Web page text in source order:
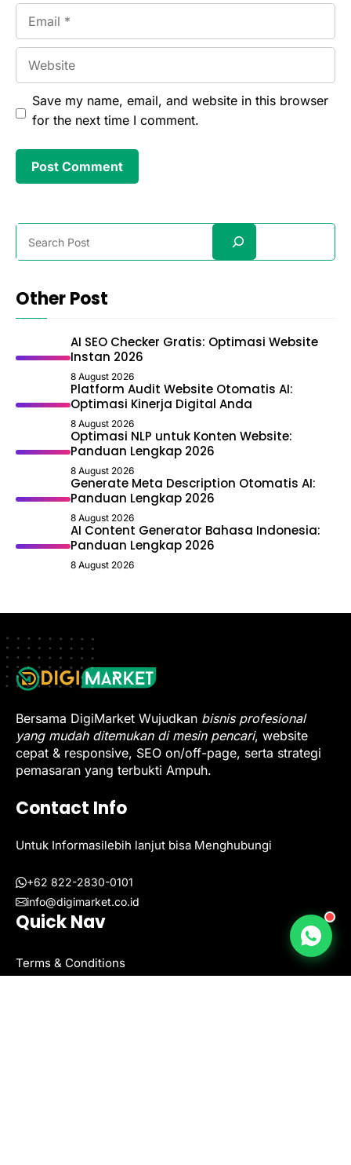
Save my name, email, and website in this browser
for the next time I comment.
Other Post
AI SEO Checker Gratis: Optimasi Website
Instan 2026
8 August 2026
Platform Audit Website Otomatis AI:
Optimasi Kinerja Digital Anda
8 August 2026
Optimasi NLP untuk Konten Website:
Panduan Lengkap 2026
8 August 2026
Generate Meta Description Otomatis AI:
Panduan Lengkap 2026
8 August 2026
AI Content Generator Bahasa Indonesia:
Panduan Lengkap 2026
8 August 2026
Bersama DigiMarket Wujudkan bisnis profesional
yang mudah ditemukan di mesin pencari, website
cepat & responsive, SEO on/off-page, serta strategi
pemasaran yang terbukti Ampuh.
Contact Info
Untuk Informasilebih lanjut bisa Menghubungi
+62 822-2830-0101
info@digimarket.co.id
Quick Nav
Terms & Conditions